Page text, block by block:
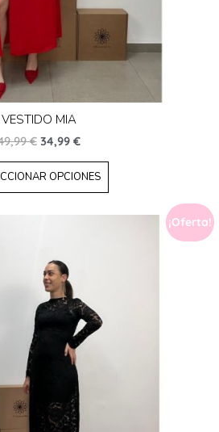
VESTIDO MIA
€ 34,99 €
OPCIONES
¡Oferta!